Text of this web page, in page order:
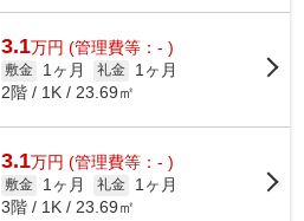
3.1万円 (管理費等：- )
敷金 1ヶ月 礼金
1ヶ月
2階 / 1K / 23.69㎡
3.1万円 (管理費等：- )
敷金 1ヶ月 礼金
1ヶ月
3階 / 1K / 23.69㎡